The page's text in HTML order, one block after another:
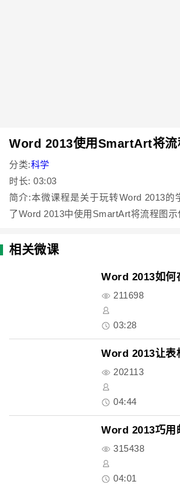
Word 2013使用SmartArt将流
分类:科学
时长: 03:03
简介:本微课程是关于玩转Word 2013的
了Word 2013中使用SmartArt将流程图示
相关微课
Word 2013如何
211698
03:28
Word 2013让表
202113
04:44
Word 2013巧用
315438
04:01